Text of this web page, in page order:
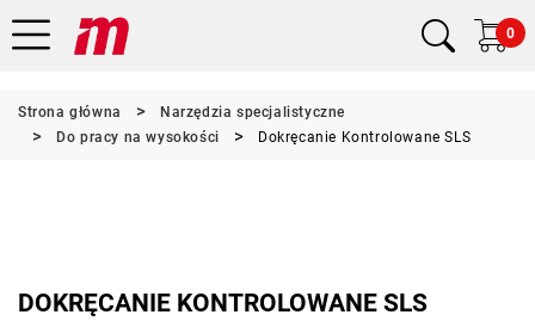
0
Strona główna
Narzędzia specjalistyczne
Do pracy na wysokości
Dokręcanie Kontrolowane SLS
DOKRĘCANIE KONTROLOWANE SLS